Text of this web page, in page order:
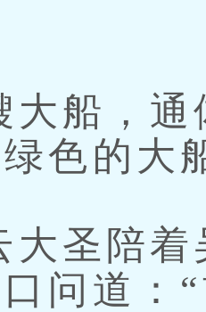
船，通
色的大
圣陪着
问道：